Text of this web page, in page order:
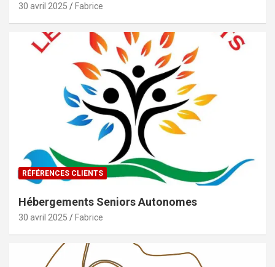
30 avril 2025 Fabrice
RÉFÉRENCES CLIENTS
Hébergements Seniors Autonomes
30 avril 2025 Fabrice